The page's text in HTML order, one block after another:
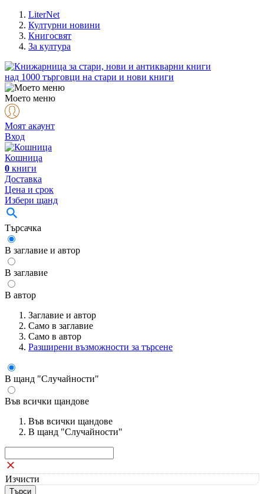
LiterNet
Културни новини
Книгосвят
За култура
над 1000 търговци на стари и нови книги
Моето меню
Моят акаунт
Вход
Кошница
0 книги
Доставка
Цена и срок
Избери щанд
Търсачка
В заглавие и автор
В заглавие
В автор
Заглавие и автор
Само в заглавие
Само в автор
Разширени възможности за търсене
В щанд "Случайности"
Във всички щандове
Във всички щандове
В щанд "Случайности"
Изчисти